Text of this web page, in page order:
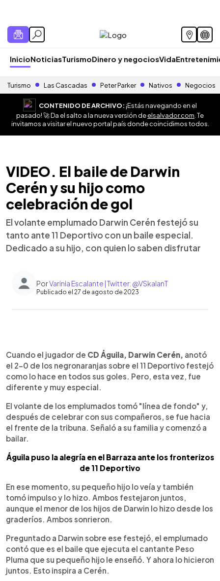
InicioNoticiasTurismoDinero y negociosVida
Turismo Las Cascadas Peter Parker Nativos Negocios
CONTENIDO DE ARCHIVO:¡Estás navegando en el
pasado! 🚀 Da el salto a la nueva versión deelsalvador.com . Te
invitamos a visitar el nuevo portal país donde coincidimos todos.
VIDEO. El baile de Darwin
Cerén y su hijo como
celebración de gol
El volante emplumado Darwin Cerén festejó su
tanto ante 11 Deportivo con un baile especial.
Dedicado a su hijo, con quien lo saben disfrutar
PorVarinia Escalante | Twitter: @VSkalanT
Publicado el 27 de agosto de 2023
► Escuchar artículo
Cuando el jugador de CD Águila, Darwin Cerén, anotó
el 2-0 de los negronaranjas sobre el 11 Deportivo festejó
como lo hace en todos sus goles. Pero, esta vez, fue
diferente y muy especial.
El volante de los emplumados tomó "línea de fondo" y,
después de celebrar con sus compañeros, se fue hacia
el frente de la tribuna. Señaló a su familia y comenzó a
bailar.
Águila puso la alegría en el Barraza ante los fronterizos
de 11 Deportivo
En ese momento, su pequeño hijo lo veía y también
tomó impulso y lo hizo. Ambos festejaron juntos,
aunque el menor de los hijos de Darwin lo hizo desde los
graderíos. Ambos sonrieron.
Preguntado a Darwin sobre ese festejó, el emplumado
contó que es el baile que ejecuta el cantante Peso
Pluma que su pequeño hijo le enseñó. Y ahora lo hicieron
juntos. Esto inspira a Cerén.